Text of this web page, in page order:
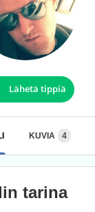
Lähetä tippiä
KUVIA 4
tarina